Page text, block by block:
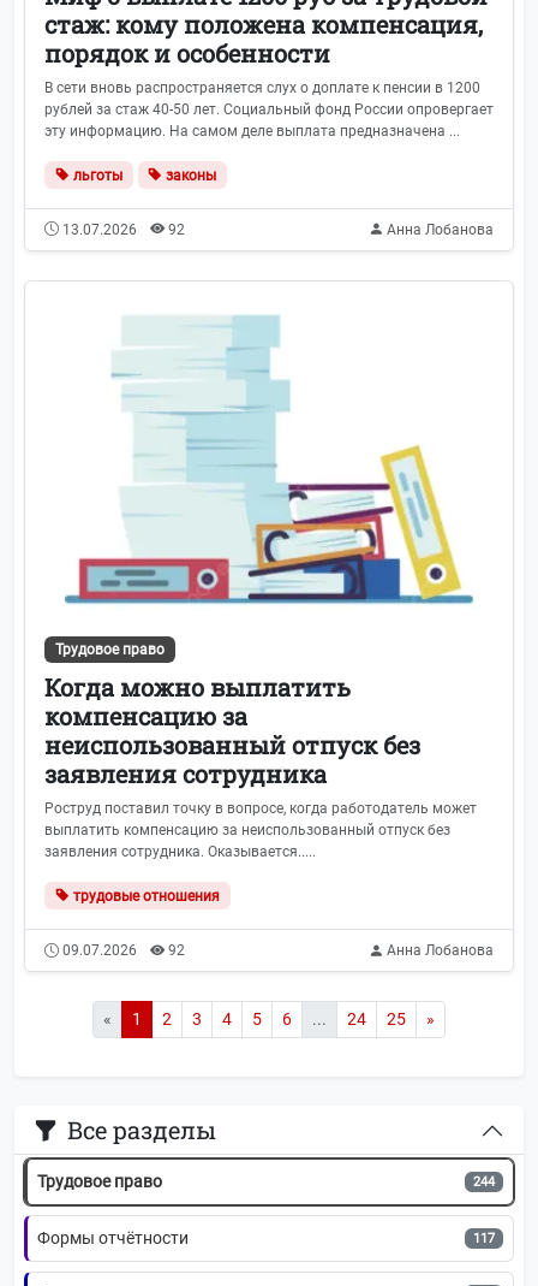
стаж: кому положена компенсация,
порядок и особенности
В сети вновь распространяется слух о доплате к пенсии в 1200
рублей за стаж 40-50 лет. Социальный фонд России опровергает
эту информацию. На самом деле выплата предназначена ...
льготы законы
13.07.2026 92 Анна Лобанова
Трудовое право
Когда можно выплатить
компенсацию за
неиспользованный отпуск без
заявления сотрудника
Роструд поставил точку в вопросе, когда работодатель может
выплатить компенсацию за неиспользованный отпуск без
заявления сотрудника. Оказывается.....
трудовые отношения
09.07.2026 92 Анна Лобанова
« 1 2 3 4 5 6 ... 24 25 »
Все разделы
Главная
Трудовое право 244
Формы отчётности 117